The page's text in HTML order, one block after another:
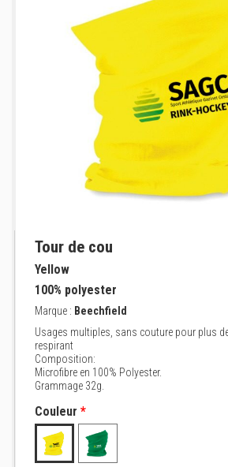
Tour de cou
Yellow
100% polyester
Marque : Beechfield
Usages multiples, sans couture pour plus
respirant
Composition:
Microfibre en 100% Polyester.
Grammage 32g.
Couleur *